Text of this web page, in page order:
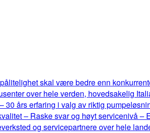
skal være bedre enn
over hele verden, hovedsakelig
30 års erfaring i valg av riktig
– Raske svar og høyt servicenivå –
og servicepartnere over hele